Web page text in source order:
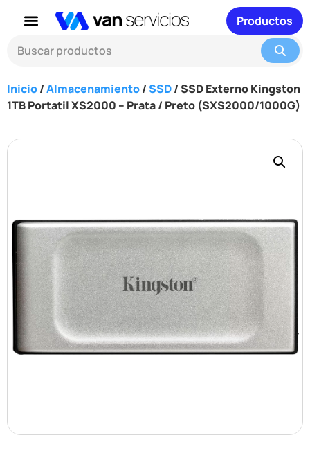
Productos
Inicio/Almacenamiento/SSD/ SSD Externo Kingston
1TB Portatil XS2000 – Prata / Preto (SXS2000/1000G)